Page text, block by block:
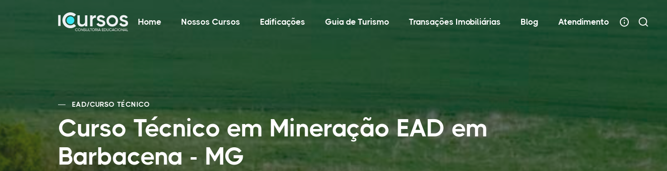
Home Nossos Cursos Edificações Guia de Turismo Transações Imobiliárias Blog Atendimento
EAD/CURSO TÉCNICO
Curso Técnico em Mineração EAD em
Barbacena - MG